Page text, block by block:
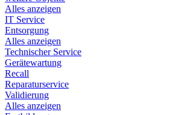
Alles anzeigen
IT Service
Entsorgung
Alles anzeigen
Technischer Service
Gerätewartung
Recall
Reparaturservice
Validierung
Alles anzeigen